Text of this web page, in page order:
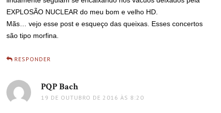
EXPLOSÃO NUCLEAR do meu bom e velho HD.
Mãs… vejo esse post e esqueço das queixas. Esses concertos
são tipo morfina.
RESPONDER
PQP Bachdisse:
19 DE OUTUBRO DE 2016 ÀS 8:20